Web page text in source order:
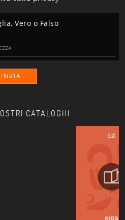
CATALOGHI
Vero o Falso
INVIA